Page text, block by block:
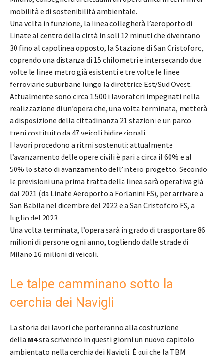
mobilità e di sostenibilità ambientale.
Una volta in funzione, la linea collegherà l’aeroporto di
Linate al centro della città in soli 12 minuti che diventano
30 fino al capolinea opposto, la Stazione di San Cristoforo,
coprendo una distanza di 15 chilometri e intersecando due
volte le linee metro già esistenti e tre volte le linee
ferroviarie suburbane lungo la direttrice Est/Sud Ovest.
Attualmente sono circa 1.500 i lavoratori impegnati nella
realizzazione di un’opera che, una volta terminata, metterà
a disposizione della cittadinanza 21 stazioni e un parco
treni costituito da 47 veicoli bidirezionali.
I lavori procedono a ritmi sostenuti: attualmente
l’avanzamento delle opere civili è pari a circa il 60% e al
50% lo stato di avanzamento dell’intero progetto. Secondo
le previsioni una prima tratta della linea sarà operativa già
dal 2021 (da Linate Aeroporto a Forlanini FS), per arrivare a
San Babila nel dicembre del 2022 e a San Cristoforo FS, a
luglio del 2023.
Una volta terminata, l’opera sarà in grado di trasportare 86
milioni di persone ogni anno, togliendo dalle strade di
Milano 16 milioni di veicoli.
Le talpe camminano sotto la
cerchia dei Navigli
La storia dei lavori che porteranno alla costruzione
della M4sta scrivendo in questi giorni un nuovo capitolo
ambientato nella cerchia dei Navigli. È qui che la TBM